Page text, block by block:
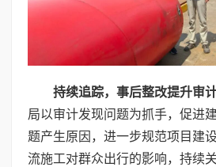
持续追踪，事后整改提升审计
局以审计发现问题为抓手，促进
题产生原因，进一步规范项目建
流施工对群众出行的影响，持续